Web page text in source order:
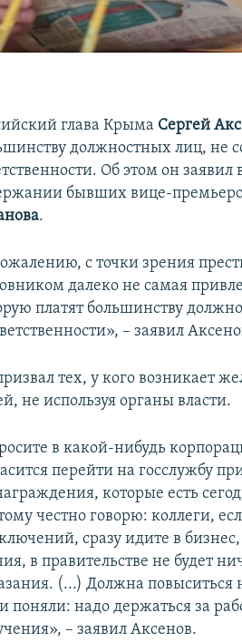
глава Крыма Сергей
должностных лиц, не
Об этом он заявил
бывших вице-
.
с точки зрения
далеко не самая
платят большинству
– заявил
тех, у кого возникает
не используя органы власти.
в какой-нибудь
перейти на госслужбу
которые есть
честно говорю: коллеги,
сразу идите в бизнес,
в правительстве не будет
(...) Должна повыситься
поняли: надо держаться за
– заявил Аксенов.